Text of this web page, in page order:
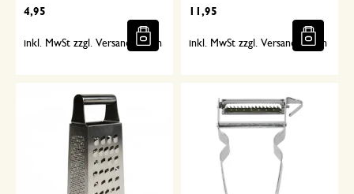
4,95
inkl. MwSt zzgl. Versandkosten
11,95
inkl. MwSt zzgl. Versandkosten